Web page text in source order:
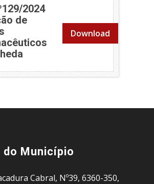
2024
de
Download
Município
Cabral, Nº39, 6360-350,